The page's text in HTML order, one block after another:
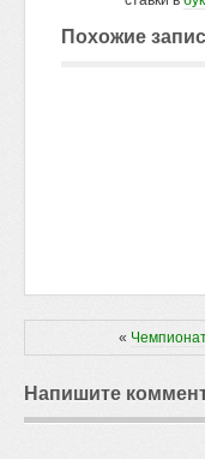
Похожие
«
Напишите